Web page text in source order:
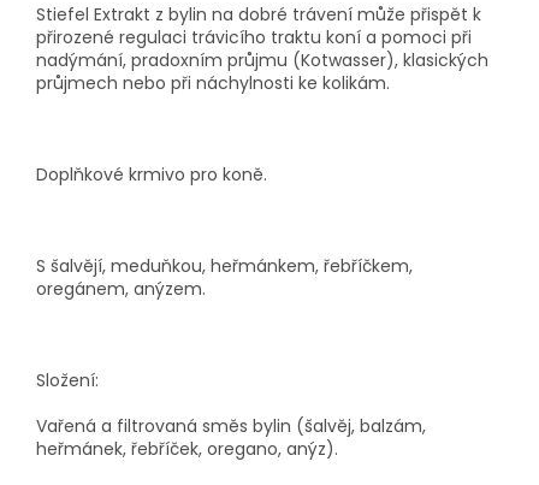
Stiefel Extrakt z bylin na dobré trávení může přispět k
přirozené regulaci trávicího traktu koní a pomoci při
nadýmání, pradoxním průjmu (Kotwasser), klasických
průjmech nebo při náchylnosti ke kolikám.
Doplňkové krmivo pro koně.
S šalvějí, meduňkou, heřmánkem, řebříčkem,
oregánem, anýzem.
Složení:
Vařená a filtrovaná směs bylin (šalvěj, balzám,
heřmánek, řebříček, oregano, anýz).